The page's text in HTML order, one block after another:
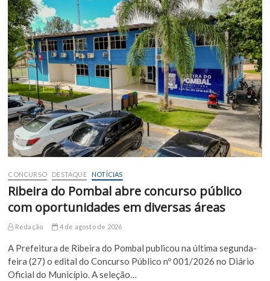
CONCURSO DESTAQUE NOTÍCIAS
Ribeira do Pombal abre concurso público
com oportunidades em diversas áreas
Redação 4 de agosto de 2026
A Prefeitura de Ribeira do Pombal publicou na última segunda-
feira (27) o edital do Concurso Público nº 001/2026 no Diário
Oficial do Município. A seleção…